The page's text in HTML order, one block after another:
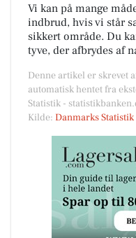
Vi kan på mange
indbrud, hvis vi står
sikkert område. Du
tyve, der afbrydes af
Denne artikel er skrevet
automatisk hentet fra
Statistik -
Kilde: Danmarks